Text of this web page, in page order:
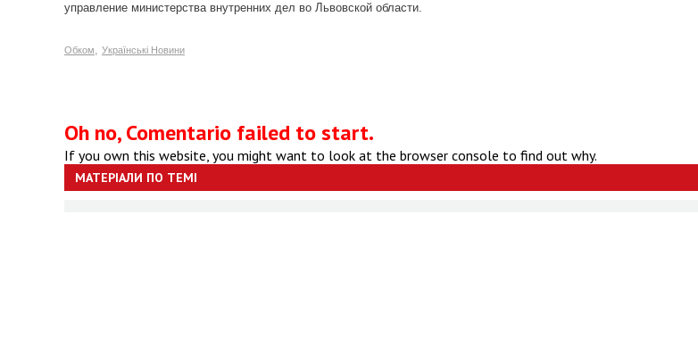
управление министерства внутренних дел во Львовской области.
Обком, Українські Новини
Oh no, Comentario failed to start.
If you own this website, you might want to look at the browser console to find out why.
МАТЕРІАЛИ ПО ТЕМІ